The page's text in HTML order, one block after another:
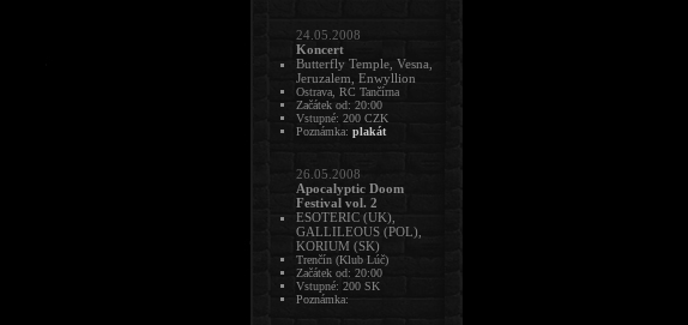
24.05.2008
Koncert
Butterfly Temple, Vesna,
Jeruzalem, Enwyllion
Ostrava, RC Tančírna
Začátek od: 20:00
Vstupné: 200 CZK
Poznámka: plakát
26.05.2008
Apocalyptic Doom
Festival vol. 2
ESOTERIC (UK),
GALLILEOUS (POL),
KORIUM (SK)
Trenčín (Klub Lúč)
Začátek od: 20:00
Vstupné: 200 SK
Poznámka: